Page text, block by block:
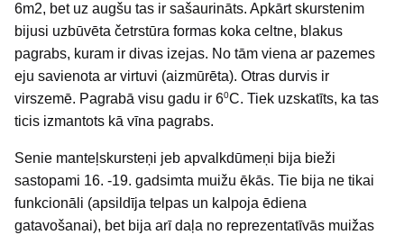
6m2, bet uz augšu tas ir sašaurināts. Apkārt skurstenim
bijusi uzbūvēta četrstūra formas koka celtne, blakus
pagrabs, kuram ir divas izejas. No tām viena ar pazemes
eju savienota ar virtuvi (aizmūrēta). Otras durvis ir
virszemē. Pagrabā visu gadu ir 60C. Tiek uzskatīts, ka tas
ticis izmantots kā vīna pagrabs.
Senie manteļskursteņi jeb apvalkdūmeņi bija bieži
sastopami 16. -19. gadsimta muižu ēkās. Tie bija ne tikai
funkcionāli (apsildīja telpas un kalpoja ēdiena
gatavošanai), bet bija arī daļa no reprezentatīvās muižas